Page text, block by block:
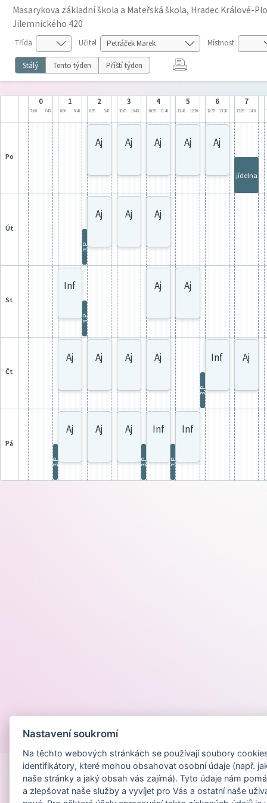
Masarykova základní škola a Mateřská škola, Hradec Králové-
Jilemnického 420
Třída Učitel Místnost
Stálý Tento týden Příští týden
0
7:00 7:45
1
8:00 8:45
2
8:55 9:40
3
10:00 10:45
4
10:55 11:40
5
11:45 12:30
6
12:35 13:20
7
13:25 14:10
po
Aj Aj Aj Aj Aj
jídelna
út
Aj Aj Aj
3.P
st
Inf Aj Aj
3.P
čt
Aj Aj Aj Aj Inf Aj
3.P
pá
Aj Aj Aj Inf Inf
3.P 3.P 3.P
Nastavení soukromí
Na těchto webových stránkách se používají soubory
identifikátory, které mohou obsahovat osobní údaje (např.
naše stránky a jaký obsah vás zajímá). Tyto údaje nám
a zlepšovat naše služby a vyvíjet pro Vás a ostatní naše